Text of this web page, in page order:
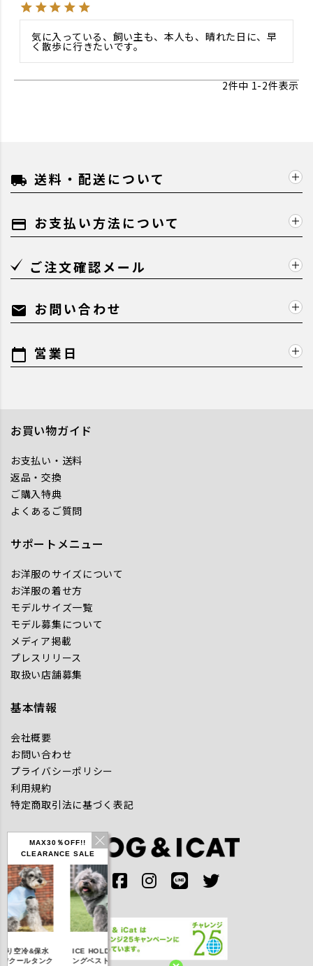
MAX30％OFF!!
CLEARANCE SALE
空冷&保水
ールタンク
ICE HOLD フィッシ
ングベスト 保冷剤付
IDOG ICE HOLD ネ
ッククーラー 保冷剤
気に入っている、飼い主も、本人も、晴れた日に、早
く散歩に行きたいです。
2件中 1-2件表示
local_shipping 送料・配送について
payment お支払い方法について
ご注文確認メール
mail お問い合わせ
calendar_today 営業日
お買い物ガイド
お支払い・送料
返品・交換
ご購入特典
よくあるご質問
サポートメニュー
お洋服のサイズについて
お洋服の着せ方
モデルサイズ一覧
モデル募集について
メディア掲載
プレスリリース
取扱い店舗募集
基本情報
会社概要
お問い合わせ
プライバシーポリシー
利用規約
特定商取引法に基づく表記